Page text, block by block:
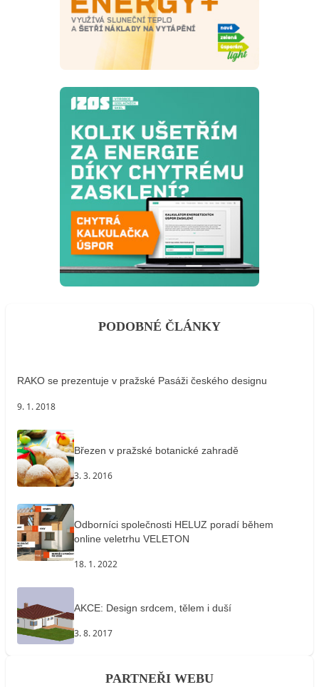
PODOBNÉ ČLÁNKY
RAKO se prezentuje v pražské Pasáži českého designu
9. 1. 2018
Březen v pražské botanické zahradě
3. 3. 2016
Odborníci společnosti HELUZ poradí během
online veletrhu VELETON
18. 1. 2022
AKCE: Design srdcem, tělem i duší
3. 8. 2017
PARTNEŘI WEBU